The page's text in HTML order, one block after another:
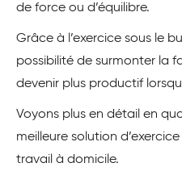
de force ou d’équilibre.
Grâce à l’exercice sous le
possibilité de surmonter la
devenir plus productif
Voyons plus en détail en
meilleure solution
travail à domicile.